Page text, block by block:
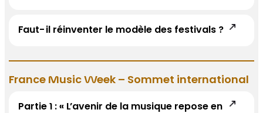
Faut-il réinventer le modèle des festivals ?
France Music Week – Sommet international
Partie 1 : « L’avenir de la musique repose en